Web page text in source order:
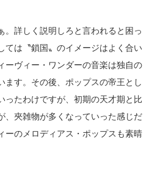
。詳しく説明しろと言われると困っ
ては〝鎖国〟のイメージはよく合い
ーヴィー・ワンダーの音楽は独自の
ます。その後、ポップスの帝王とし
ったわけですが、初期の天才期と比
、夾雑物が多くなっていった感じだ
ーのメロディアス・ポップスも素晴